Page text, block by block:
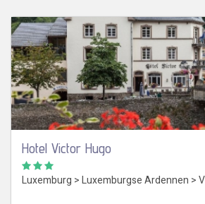
Hotel Victor Hugo
Luxemburg >Luxemburgse Ardennen >